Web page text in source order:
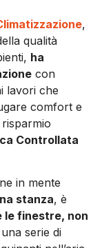
,
qualità
ha
con
lavori che
comfort e
Controllata
in mente
stanza, è
le finestre, non
serie di